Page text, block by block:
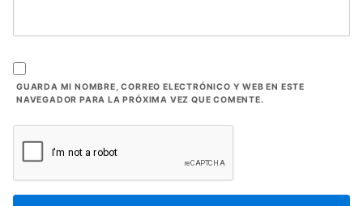
GUARDA MI NOMBRE, CORREO ELECTRÓNICO Y WEB EN ESTE
NAVEGADOR PARA LA PRÓXIMA VEZ QUE COMENTE.